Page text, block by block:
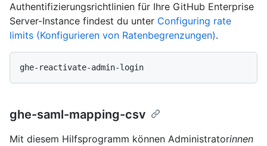
Authentifizierungsrichtlinien für Ihre GitHub Enterprise
Server-Instance findest du unter Configuring rate
limits (Konfigurieren von Ratenbegrenzungen).
ghe-saml-mapping-csv
Mit diesem Hilfsprogramm können Administratorinnen